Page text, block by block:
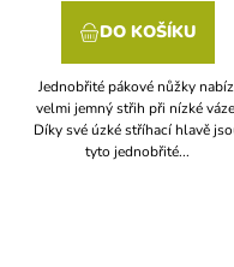
DO KOŠÍKU
Jednobřité pákové nůžky
velmi jemný střih při nízké
Díky své úzké stříhací hlavě
tyto jednobřité...